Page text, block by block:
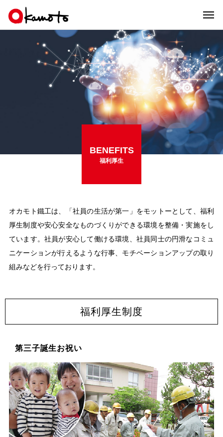
BENEFITS
福利厚生
オカモト鐵工は、「社員の生活が第一」をモットーとして、 福利
厚生制度や安心安全なものづくりができる環境を整備・実施をし
ています。社員が安心して働ける環境、社員同士の円滑なコミュ
ニケーションが行えるような行事、 モチベーションアップの取り
組みなどを行っております。
福利厚生制度
第三子誕生お祝い